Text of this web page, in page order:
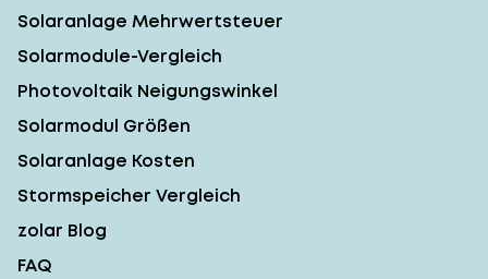
Solaranlage Mehrwertsteuer
Solarmodule-Vergleich
Photovoltaik Neigungswinkel
Solarmodul Größen
Solaranlage Kosten
Stormspeicher Vergleich
zolar Blog
FAQ